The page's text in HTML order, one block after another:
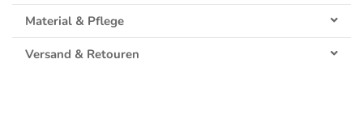
Material & Pflege
Versand & Retouren